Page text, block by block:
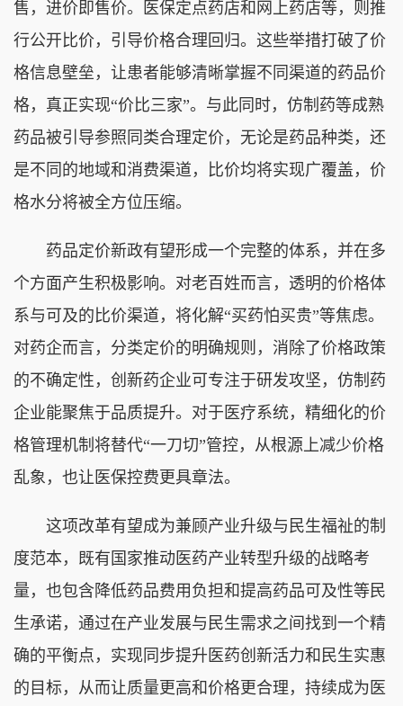
售，进价即售价。医保定点药店和网上药店等，则推
行公开比价，引导价格合理回归。这些举措打破了价
格信息壁垒，让患者能够清晰掌握不同渠道的药品价
格，真正实现“价比三家”。与此同时，仿制药等成熟
药品被引导参照同类合理定价，无论是药品种类，还
是不同的地域和消费渠道，比价均将实现广覆盖，价
格水分将被全方位压缩。
药品定价新政有望形成一个完整的体系，并在多
个方面产生积极影响。对老百姓而言，透明的价格体
系与可及的比价渠道，将化解“买药怕买贵”等焦虑。
对药企而言，分类定价的明确规则，消除了价格政策
的不确定性，创新药企业可专注于研发攻坚，仿制药
企业能聚焦于品质提升。对于医疗系统，精细化的价
格管理机制将替代“一刀切”管控，从根源上减少价格
乱象，也让医保控费更具章法。
这项改革有望成为兼顾产业升级与民生福祉的制
度范本，既有国家推动医药产业转型升级的战略考
量，也包含降低药品费用负担和提高药品可及性等民
生承诺，通过在产业发展与民生需求之间找到一个精
确的平衡点，实现同步提升医药创新活力和民生实惠
的目标，从而让质量更高和价格更合理，持续成为医